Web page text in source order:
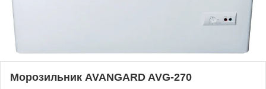
Морозильник AVANGARD AVG-270